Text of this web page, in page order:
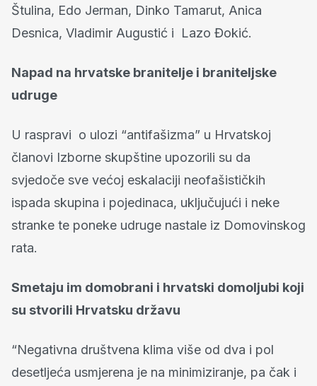
Štulina, Edo Jerman, Dinko Tamarut, Anica
Desnica, Vladimir Augustić i Lazo Đokić.
Napad na hrvatske branitelje i braniteljske
udruge
U raspravi o ulozi “antifašizma” u Hrvatskoj
članovi Izborne skupštine upozorili su da
svjedoče sve većoj eskalaciji neofašističkih
ispada skupina i pojedinaca, uključujući i neke
stranke te poneke udruge nastale iz Domovinskog
rata.
Smetaju im domobrani i hrvatski domoljubi koji
su stvorili Hrvatsku državu
“Negativna društvena klima više od dva i pol
desetljeća usmjerena je na minimiziranje, pa čak i